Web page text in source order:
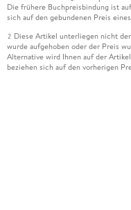
Die frühere Buchpreisbindung ist
sich auf den gebundenen Preis
2 Diese Artikel unterliegen nicht
wurde aufgehoben oder der Preis
Alternative wird Ihnen auf der
beziehen sich auf den vorherigen